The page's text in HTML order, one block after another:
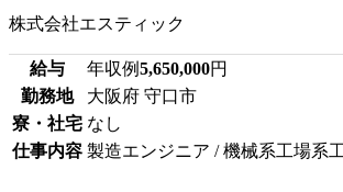
株式会社エスティック
給与 年収例5,650,000円
勤務地
大阪府 守口市
寮・社宅 なし
仕事内容 製造エンジニア / 機械系工場系